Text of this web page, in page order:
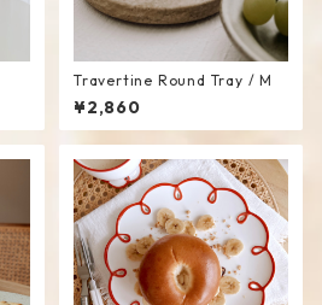
Travertine Round Tray / M
¥2,860